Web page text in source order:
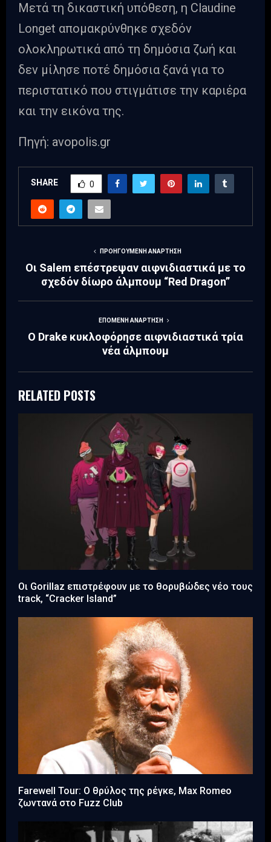
Μετά τη δικαστική υπόθεση, η Claudine
Longet απομακρύνθηκε σχεδόν
ολοκληρωτικά από τη δημόσια ζωή και
δεν μίλησε ποτέ δημόσια ξανά για το
περιστατικό που στιγμάτισε την καριέρα
και την εικόνα της.
Πηγή: avopolis.gr
SHARE 0
ΠΡΟΗΓΟΎΜΕΝΗ ΑΝΆΡΤΗΣΗ
Οι Salem επέστρεψαν αιφνιδιαστικά με το
σχεδόν δίωρο άλμπουμ “Red Dragon”
ΕΠΌΜΕΝΗ ΑΝΆΡΤΗΣΗ
Ο Drake κυκλοφόρησε αιφνιδιαστικά τρία
νέα άλμπουμ
RELATED POSTS
Οι Gorillaz επιστρέφουν με το θορυβώδες νέο τους
track, “Cracker Island”
Farewell Tour: Ο θρύλος της ρέγκε, Max Romeo
ζωντανά στο Fuzz Club